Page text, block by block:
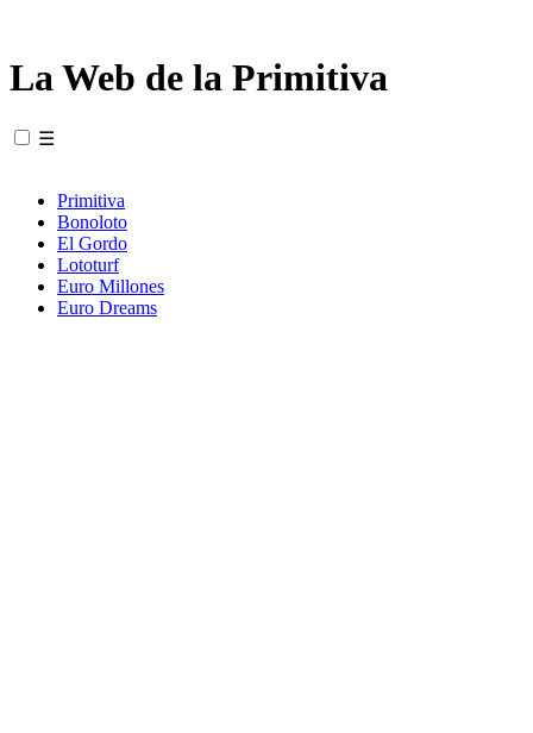
La Web de la Primitiva
☰
Primitiva
Bonoloto
El Gordo
Lototurf
Euro Millones
Euro Dreams